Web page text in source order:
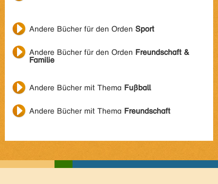
Andere Bücher für den Orden Sport
Andere Bücher für den Orden Freundschaft &
Familie
Andere Bücher mit Thema Fußball
Andere Bücher mit Thema Freundschaft